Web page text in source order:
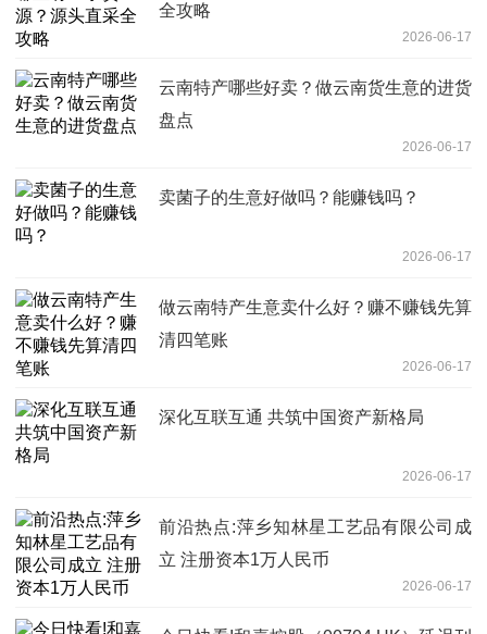
全攻略
2026-06-17
云南特产哪些好卖？做云南货生意的进货
盘点
2026-06-17
卖菌子的生意好做吗？能赚钱吗？
2026-06-17
做云南特产生意卖什么好？赚不赚钱先算
清四笔账
2026-06-17
深化互联互通 共筑中国资产新格局
2026-06-17
前沿热点:萍乡知林星工艺品有限公司成
立 注册资本1万人民币
2026-06-17